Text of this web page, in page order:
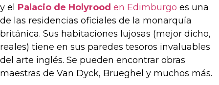
y el Palacio de Holyrood en Edimburgo es una
de las residencias oficiales de la monarquía
británica. Sus habitaciones lujosas (mejor dicho,
reales) tiene en sus paredes tesoros invaluables
del arte inglés. Se pueden encontrar obras
maestras de Van Dyck, Brueghel y muchos más.